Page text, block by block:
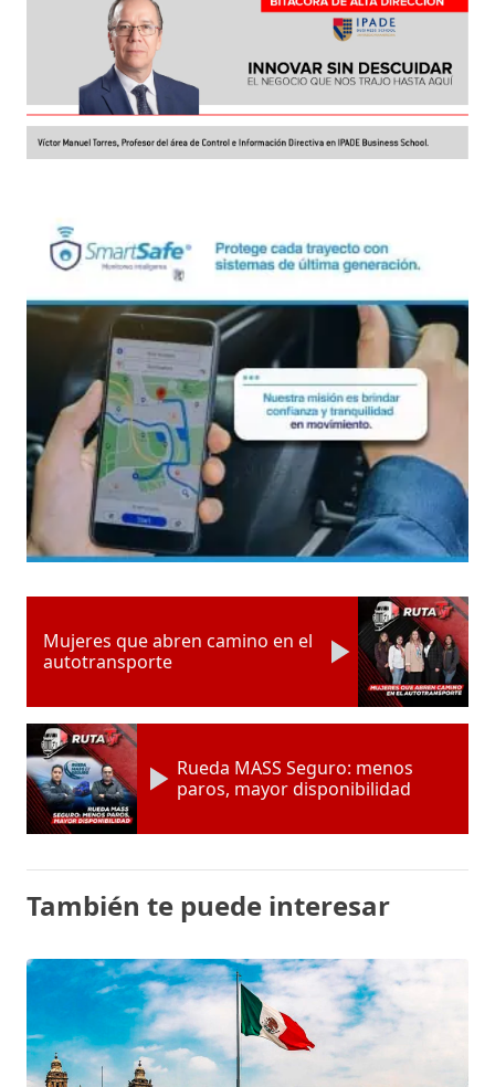
Mujeres que abren camino en el
autotransporte
Rueda MASS Seguro: menos
paros, mayor disponibilidad
También te puede interesar